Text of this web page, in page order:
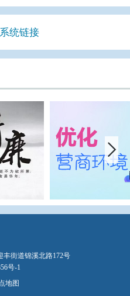
统链接
丰街道锦溪北路172号
号-1
地图